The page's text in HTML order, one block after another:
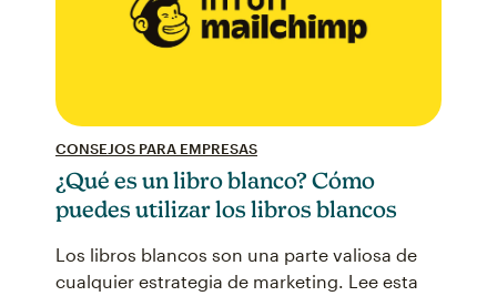
CONSEJOS PARA EMPRESAS
¿Qué es un libro blanco? Cómo
puedes utilizar los libros blancos
Los libros blancos son una parte valiosa de
cualquier estrategia de marketing. Lee esta